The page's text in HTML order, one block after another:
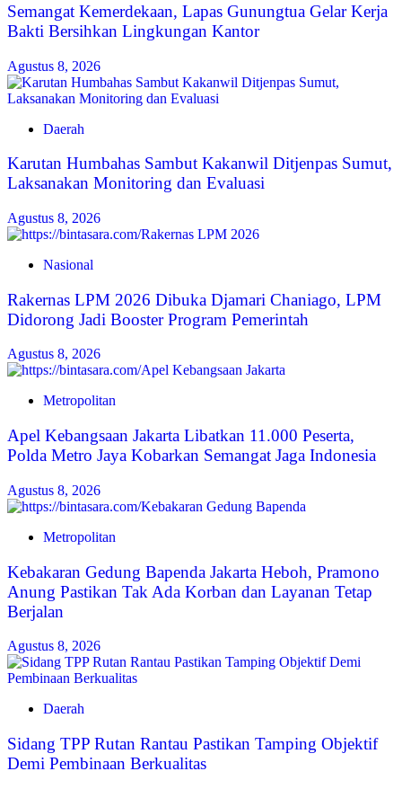
Semangat Kemerdekaan, Lapas Gunungtua Gelar Kerja
Bakti Bersihkan Lingkungan Kantor
Agustus 8, 2026
Daerah
Karutan Humbahas Sambut Kakanwil Ditjenpas Sumut,
Laksanakan Monitoring dan Evaluasi
Agustus 8, 2026
Nasional
Rakernas LPM 2026 Dibuka Djamari Chaniago, LPM
Didorong Jadi Booster Program Pemerintah
Agustus 8, 2026
Metropolitan
Apel Kebangsaan Jakarta Libatkan 11.000 Peserta,
Polda Metro Jaya Kobarkan Semangat Jaga Indonesia
Agustus 8, 2026
Metropolitan
Kebakaran Gedung Bapenda Jakarta Heboh, Pramono
Anung Pastikan Tak Ada Korban dan Layanan Tetap
Berjalan
Agustus 8, 2026
Daerah
Sidang TPP Rutan Rantau Pastikan Tamping Objektif
Demi Pembinaan Berkualitas